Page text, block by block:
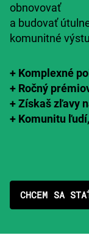
obnovovať
a budovať
komunitné
+ Komplexné
+ Ročný
+Získaš zľavy
+ Komunitu ľudí,
CHCEM SA